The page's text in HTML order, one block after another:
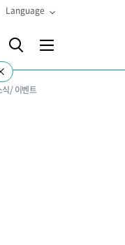
Language
식/ 이벤트